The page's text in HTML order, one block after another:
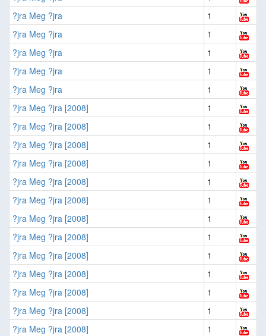
?jra Meg ?jra
1
?jra Meg ?jra
1
?jra Meg ?jra
1
?jra Meg ?jra
1
?jra Meg ?jra
1
?jra Meg ?jra [2008]
1
?jra Meg ?jra [2008]
1
?jra Meg ?jra [2008]
1
?jra Meg ?jra [2008]
1
?jra Meg ?jra [2008]
1
?jra Meg ?jra [2008]
1
?jra Meg ?jra [2008]
1
?jra Meg ?jra [2008]
1
?jra Meg ?jra [2008]
1
?jra Meg ?jra [2008]
1
?jra Meg ?jra [2008]
1
?jra Meg ?jra [2008]
1
?jra Meg ?jra [2008]
1